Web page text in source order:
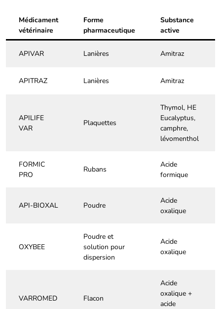
Médicament
vétérinaire
Forme
pharmaceutique
Substance
active
APIVAR Lanières Amitraz
APITRAZ Lanières Amitraz
APILIFE
VAR
Plaquettes
Thymol, HE
Eucalyptus,
camphre,
lévomenthol
FORMIC
PRO
Rubans
Acide
formique
API-BIOXAL Poudre
Acide
oxalique
OXYBEE
Poudre et
solution pour
dispersion
Acide
oxalique
VARROMED Flacon
Acide
oxalique +
acide